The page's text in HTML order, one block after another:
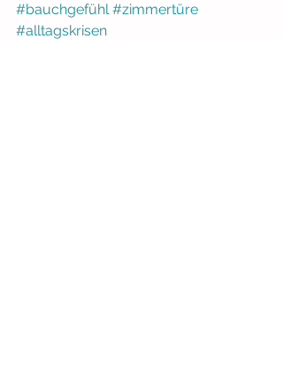
#bauchgefühl #zimmertüre
#alltagskrisen